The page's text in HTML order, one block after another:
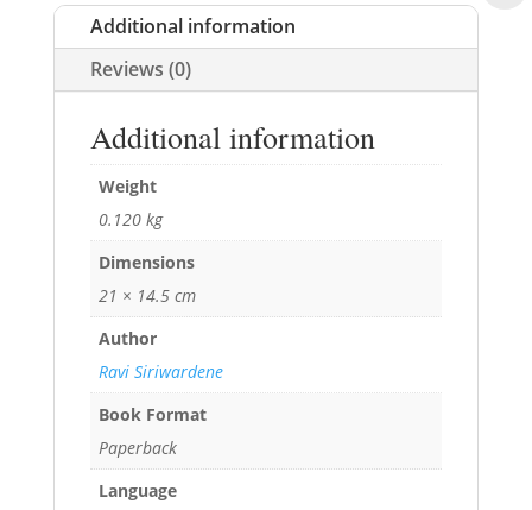
Additional information
Reviews (0)
Additional information
Weight
0.120 kg
Dimensions
21 × 14.5 cm
Author
Ravi Siriwardene
Book Format
Paperback
Language